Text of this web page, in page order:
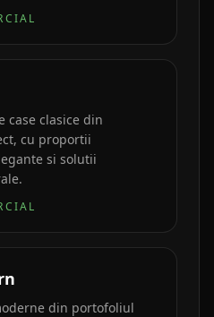
case clasice din
cu proportii
si solutii
din portofoliul